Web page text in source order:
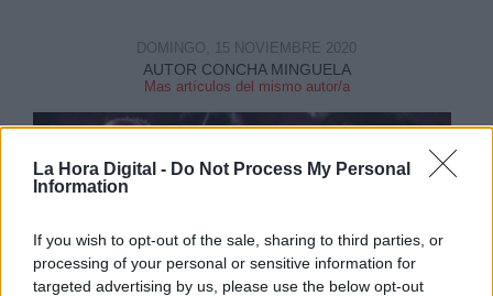
La Hora Digital - Do Not Process My Personal
Information
If you wish to opt-out of the sale, sharing to third parties, or
processing of your personal or sensitive information for
targeted advertising by us, please use the below opt-out
AUTOR CONCHA MINGUELA
Mas artículos del mismo autor/a
DOMINGO, 15 NOVIEMBRE 2020